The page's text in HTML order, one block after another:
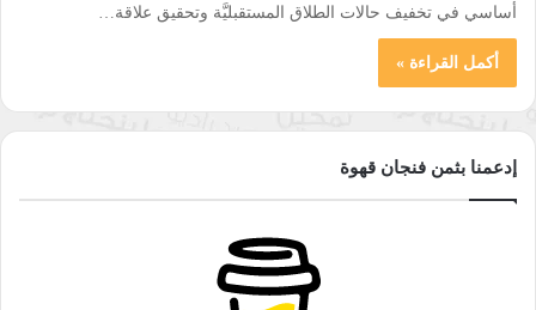
أساسي في تخفيف حالات الطلاق المستقبليَّة وتحقيق علاقة…
أكمل القراءة »
إدعمنا بثمن فنجان قهوة